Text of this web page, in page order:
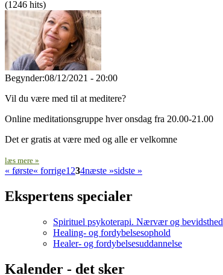
(1246 hits)
Begynder:08/12/2021 - 20:00
Vil du være med til at meditere?
Online meditationsgruppe hver onsdag fra 20.00-21.00
Det er gratis at være med og alle er velkomne
læs mere »
« første« forrige1 234næste »sidste »
Ekspertens specialer
Spirituel psykoterapi. Nærvær og bevidsthed
Healing- og fordybelsesophold
Healer- og fordybelsesuddannelse
Kalender - det sker